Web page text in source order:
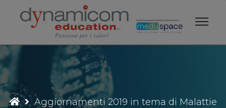
contenuto
Aggiornamenti 2019 in tema di Malattie